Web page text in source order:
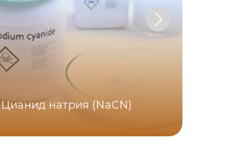
Цианид натрия (NaCN)